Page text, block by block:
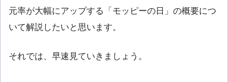
元率が大幅にアップする「モッピーの日」の概要につ
いて解説したいと思います。
それでは、早速見ていきましょう。